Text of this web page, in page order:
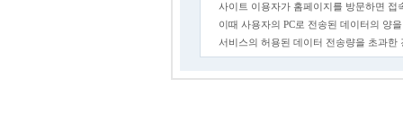
사이트 이용자가 홈페이지를 방문하면 접
이때 사용자의 PC로 전송된 데이터의 양
서비스의 허용된 데이터 전송량을 초과